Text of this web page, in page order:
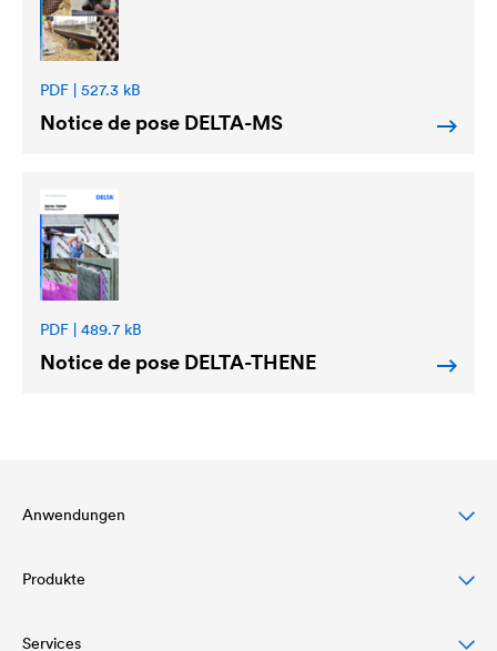
PDF | 527.3 kB
Notice de pose DELTA-MS
PDF | 489.7 kB
Notice de pose DELTA-THENE
Anwendungen
Steildachschutz
Fassadenschutz & -gestaltung
Produkte
Dachbahnen
Services